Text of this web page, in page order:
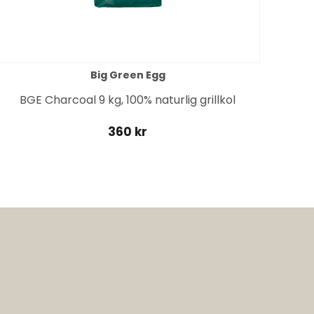
Big Green Egg
BGE Charcoal 9 kg, 100% naturlig grillkol
360 kr